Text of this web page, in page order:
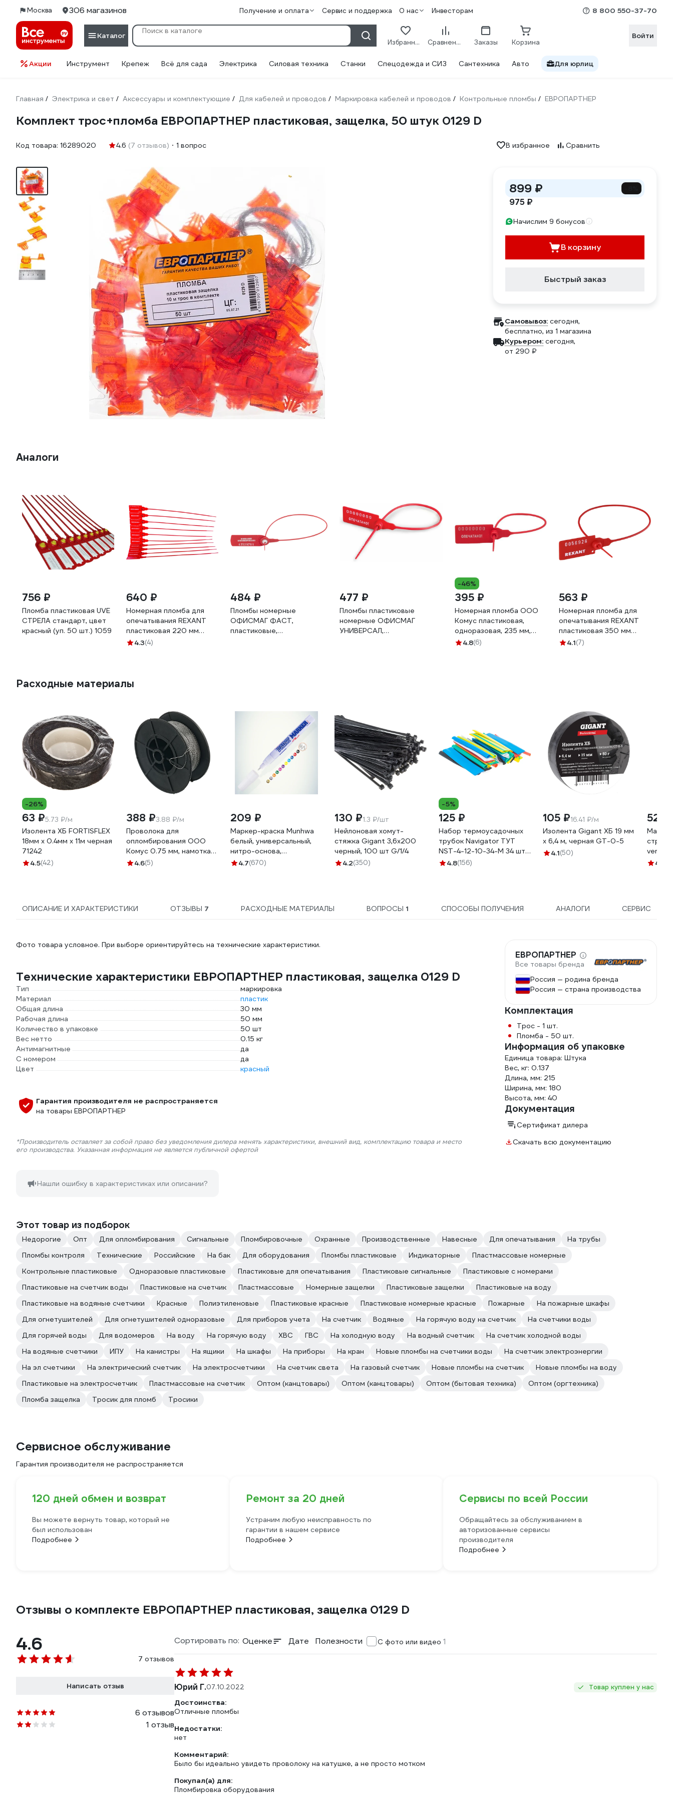
Москва 306 магазинов Получение и оплата Сервис и поддержка О нас Инвесторам 8 800 550-37-70
Каталог
Избранное Сравнение Заказы Корзина
Войти
Акции Инструмент Крепеж Всё для сада Электрика Силовая техника Станки Спецодежда и СИЗ Сантехника Авто Для юрлиц
Главная / Электрика и свет / Аксессуары и комплектующие / Для кабелей и проводов / Маркировка кабелей и проводов / Контрольные пломбы / ЕВРОПАРТНЕР
Комплект трос+пломба ЕВРОПАРТНЕР пластиковая, защелка, 50 штук 0129 D
Код товара: 16289020 4.6 (7 отзывов) 1 вопрос В избранное Сравнить
899 ₽
975 ₽
Начислим 9 бонусов
В корзину
Быстрый заказ
Самовывоз: сегодня,
бесплатно, из 1 магазина
Курьером: сегодня,
от 290 ₽
Аналоги
756 ₽
Пломба пластиковая UVE
СТРЕЛА стандарт, цвет
красный (уп. 50 шт.) 1059
640 ₽
Номерная пломба для
опечатывания REXANT
пластиковая 220 мм
красная 50 шт 07-6111
4.3(4)
484 ₽
Пломбы номерные
ОФИСМАГ ФАСТ,
пластиковые,
477 ₽
Пломбы пластиковые
номерные ОФИСМАГ
УНИВЕРСАЛ,
-46%
395 ₽
Номерная пломба ООО
Комус пластиковая,
одноразовая, 235 мм,
красные, 50 штук/
4.8(6)
563 ₽
Номерная пломба для
опечатывания REXANT
пластиковая 350 мм
красная 50 шт 07-6131
4.1(7)
Расходные материалы
-26%
63 ₽5.73 ₽/м
Изолента ХБ FORTISFLEX
18мм х 0.4мм х 11м черная
71242
4.5(42)
388 ₽3.88 ₽/м
Проволока для
опломбирования ООО
Комус 0.75 мм, намотка
100 м 1348433
4.6(5)
209 ₽
Маркер-краска Munhwa
белый, универсальный,
нитро-основа,
пулевидный наконечник, 4
4.7(670)
130 ₽1.3 ₽/шт
Нейлоновая хомут-
стяжка Gigant 3,6х200
черный, 100 шт G/1/4
4.2(350)
-5%
125 ₽
Набор термоусадочных
трубок Navigator ТУТ
NST-4-12-10-34-M 34 шт
71192
4.8(156)
105 ₽16.41 ₽/м
Изолента Gigant ХБ 19 мм
х 6,4 м, черная GT-0-5
4.1(50)
52 ₽
4.7
ОПИСАНИЕ И ХАРАКТЕРИСТИКИ ОТЗЫВЫ 7 РАСХОДНЫЕ МАТЕРИАЛЫ ВОПРОСЫ 1 СПОСОБЫ ПОЛУЧЕНИЯ АНАЛОГИ СЕРВИС
Фото товара условное. При выборе ориентируйтесь на технические характеристики.
Технические характеристики ЕВРОПАРТНЕР пластиковая, защелка 0129 D
Тип
маркировка
Материал
пластик
Общая длина
30 мм
Рабочая длина
50 мм
Количество в упаковке
50 шт
Вес нетто
0.15 кг
Антимагнитные
да
С номером
да
Цвет
красный
Гарантия производителя не распространяется
на товары ЕВРОПАРТНЕР
*Производитель оставляет за собой право без уведомления дилера менять характеристики, внешний вид, комплектацию товара и место
его производства. Указанная информация не является публичной офертой
Нашли ошибку в характеристиках или описании?
ЕВРОПАРТНЕР
Все товары бренда
Россия — родина бренда
Россия — страна производства
Комплектация
Трос - 1 шт.
Пломба - 50 шт.
Информация об упаковке
Единица товара: Штука
Вес, кг: 0.137
Длина, мм: 215
Ширина, мм: 180
Высота, мм: 40
Документация
Сертификат дилера
Скачать всю документацию
Этот товар из подборок
Недорогие Опт Для опломбирования Сигнальные Пломбировочные Охранные Производственные Навесные Для опечатывания
На трубы
Пломбы контроля
Технические Российские На бак Для оборудования Пломбы пластиковые Индикаторные
Пластмассовые номерные
Контрольные пластиковые
Одноразовые пластиковые Пластиковые для опечатывания Пластиковые сигнальные
Пластиковые с номерами
Пластиковые на счетчик воды
Пластиковые на счетчик Пластмассовые Номерные защелки Пластиковые защелки
Пластиковые на воду
Пластиковые на водяные счетчики
Красные Полиэтиленовые Пластиковые красные Пластиковые номерные красные Пожарные
На пожарные шкафы
Для огнетушителей
Для огнетушителей одноразовые Для приборов учета На счетчик Водяные На горячую воду на счетчик
На счетчики воды
Для горячей воды
Для водомеров На воду На горячую воду ХВС ГВС На холодную воду На водный счетчик
На счетчик холодной воды
На водяные счетчики
ИПУ На канистры На ящики На шкафы На приборы На кран Новые пломбы на счетчики воды
На счетчик электроэнергии
На эл счетчики
На электрический счетчик На электросчетчики На счетчик света На газовый счетчик Новые пломбы на счетчик
Новые пломбы на воду
Пластиковые на электросчетчик
Пластмассовые на счетчик Оптом (канцтовары) Оптом (канцтовары) Оптом (бытовая техника)
Оптом (оргтехника)
Пломба защелка
Тросик для пломб Тросики
Сервисное обслуживание
Гарантия производителя не распространяется
120 дней обмен и возврат
Вы можете вернуть товар, который не
был использован
Подробнее
Ремонт за 20 дней
Устраним любую неисправность по
гарантии в нашем сервисе
Подробнее
Сервисы по всей России
Обращайтесь за обслуживанием в
авторизованные сервисы
производителя
Подробнее
Отзывы о комплекте ЕВРОПАРТНЕР пластиковая, защелка 0129 D
4.6
7 отзывов
Написать отзыв
6 отзывов
1 отзыв
Сортировать по: Оценке Дате Полезности С фото или видео 1
Юрий Г.07.10.2022 Товар куплен у нас
Достоинства:
Отличные пломбы
Недостатки:
нет
Комментарий:
Было бы идеально увидеть проволоку на катушке, а не просто мотком
Покупал(а) для:
Пломбировка оборудования